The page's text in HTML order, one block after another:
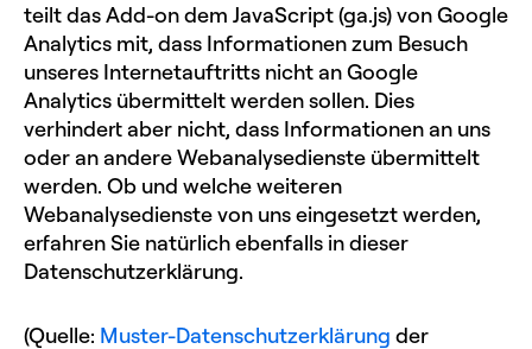
teilt das Add-on dem JavaScript (ga.js) von Google
Analytics mit, dass Informationen zum Besuch
unseres Internetauftritts nicht an Google
Analytics übermittelt werden sollen. Dies
verhindert aber nicht, dass Informationen an uns
oder an andere Webanalysedienste übermittelt
werden. Ob und welche weiteren
Webanalysedienste von uns eingesetzt werden,
erfahren Sie natürlich ebenfalls in dieser
Datenschutzerklärung.
(Quelle: Muster-Datenschutzerklärung der